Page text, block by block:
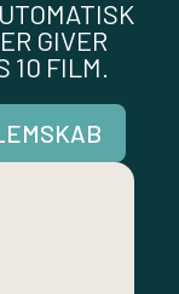
GIVER
10 FILM.